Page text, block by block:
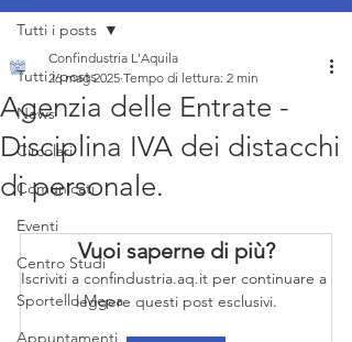
Tutti i posts
News
Circolari
Comunicati
Eventi
Centro Studi
Sportello Mepa
Appuntamenti
Tutti i posts
Agenzia delle Entrate -
Disciplina IVA dei distacchi
di personale.
Confindustria L'Aquila
26 mag 2025 Tempo di lettura: 2 min
Vuoi saperne di più?
Iscriviti a confindustria.aq.it per continuare a
leggere questi post esclusivi.